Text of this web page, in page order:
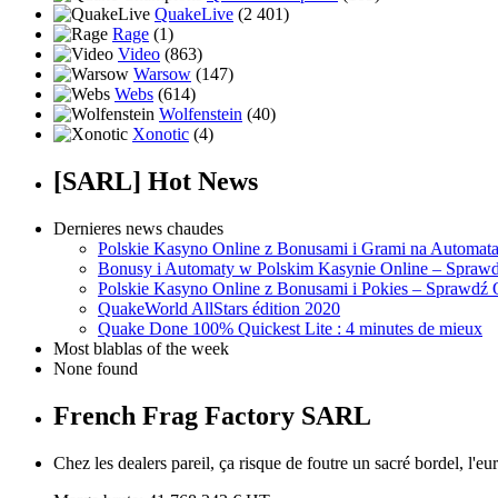
QuakeLive (2 401)
Rage (1)
Video (863)
Warsow (147)
Webs (614)
Wolfenstein (40)
Xonotic (4)
[SARL] Hot News
Dernieres news chaudes
Polskie Kasyno Online z Bonusami i Grami na
Bonusy i Automaty w Polskim Kasynie Online –
Polskie Kasyno Online z Bonusami i Pokies – Sprawdź
QuakeWorld AllStars édition 2020
Quake Done 100% Quickest Lite : 4 minutes de mieux
Most blablas of the week
None found
French Frag Factory SARL
Chez les dealers pareil, ça risque de foutre un sacré bordel,